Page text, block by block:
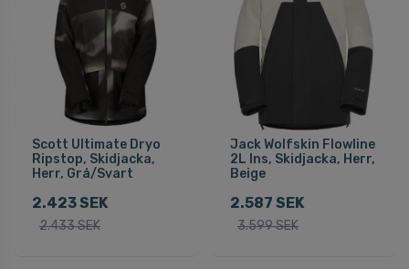
Scott Ultimate Dryo
Ripstop, Skidjacka,
Herr, Grå/Svart
2.423 SEK
2.433 SEK
Jack Wolfskin Flowline
2L Ins, Skidjacka, Herr,
Beige
2.587 SEK
3.599 SEK